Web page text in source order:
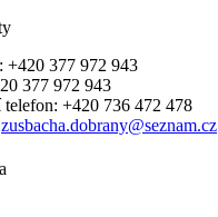
+420 377 972 943
377 972 943
+420 736 472 478
zusbacha.dobrany@seznam.cz